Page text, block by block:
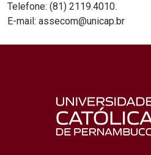
Telefone: (81) 2119.4010.
E-mail: assecom@unicap.br